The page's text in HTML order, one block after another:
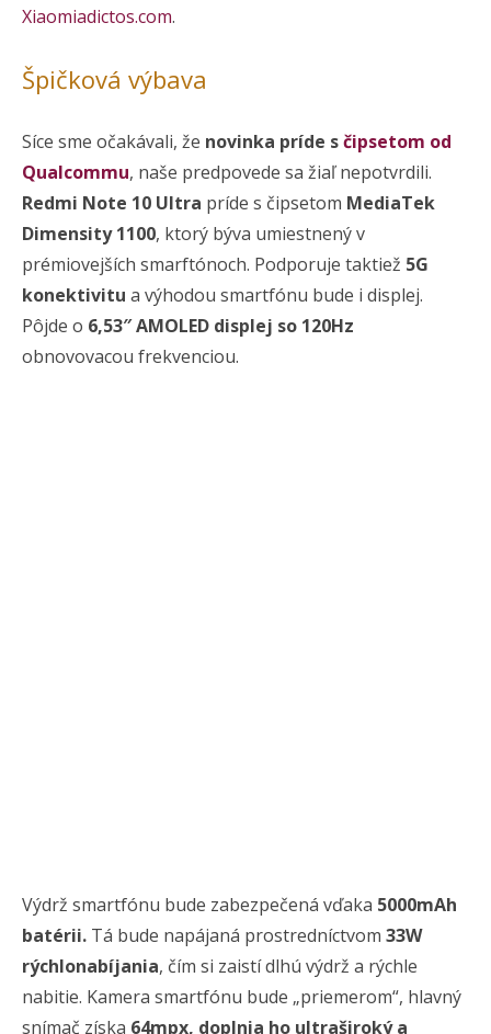
Xiaomiadictos.com.
Špičková výbava
Síce sme očakávali, že novinka príde sčipsetom od
Qualcommu, naše predpovede sa žiaľ nepotvrdili.
Redmi Note 10 Ultra príde s čipsetom MediaTek
Dimensity 1100, ktorý býva umiestnený v
prémiovejších smarftónoch. Podporuje taktiež 5G
konektivitu a výhodou smartfónu bude i displej.
Pôjde o 6,53″ AMOLED displej so 120Hz
obnovovacou frekvenciou.
Výdrž smartfónu bude zabezpečená vďaka 5000mAh
batérii. Tá bude napájaná prostredníctvom 33W
rýchlonabíjania, čím si zaistí dlhú výdrž a rýchle
nabitie. Kamera smartfónu bude „priemerom“, hlavný
snímač získa 64mpx, doplnia ho ultraširoký a